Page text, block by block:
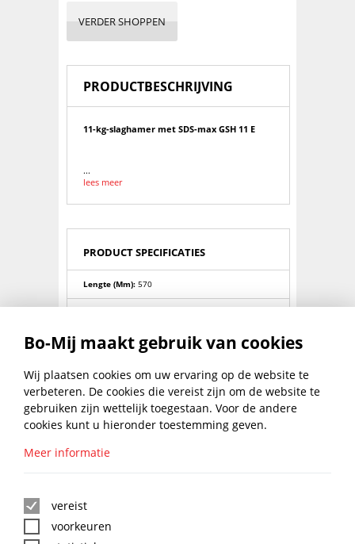
VERDER SHOPPEN
PRODUCTBESCHRIJVING
11-kg-slaghamer met SDS-max GSH 11 E
...
lees meer
PRODUCT SPECIFICATIES
Lengte (mm): 570
Slagenergie Max.:16.8joule
Breedte (mm):
Wattage:1500watt
Extra:Gewicht 10.1kg,Extreme
standen,uitschakel koolelement,weinig
trilling,service display
BO-MIJ NIEUWSBRIEF
Bo-Mij maakt gebruik van cookies
Wij plaatsen cookies om uw ervaring op de website te
verbeteren. De cookies die vereist zijn om de website te
gebruiken zijn wettelijk toegestaan. Voor de andere
cookies kunt u hieronder toestemming geven.
Meer informatie
vereist
voorkeuren